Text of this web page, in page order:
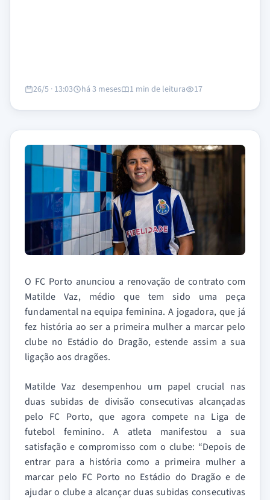
26/5 · 13:03 há 3 meses 1 min de leitura 17
O FC Porto anunciou a renovação de contrato com
Matilde Vaz, médio que tem sido uma peça
fundamental na equipa feminina. A jogadora, que já
fez história ao ser a primeira mulher a marcar pelo
clube no Estádio do Dragão, estende assim a sua
ligação aos dragões.
Matilde Vaz desempenhou um papel crucial nas
duas subidas de divisão consecutivas alcançadas
pelo FC Porto, que agora compete na Liga de
futebol feminino. A atleta manifestou a sua
satisfação e compromisso com o clube: “Depois de
entrar para a história como a primeira mulher a
marcar pelo FC Porto no Estádio do Dragão e de
ajudar o clube a alcançar duas subidas consecutivas